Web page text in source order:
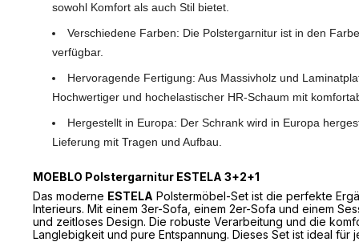
sowohl Komfort als auch Stil bietet.
Verschiedene Farben: Die Polstergarnitur ist in den
verfügbar.
Hervoragende Fertigung: Aus Massivholz und
Hochwertiger und hochelastischer HR-Schaum mit
Hergestellt in Europa: Der Schrank wird in Europa
Lieferung mit Tragen und Aufbau.
MOEBLO Polstergarnitur ESTELA 3+2+1
Das moderne ESTELA Polstermöbel-Set ist die perfekte
Interieurs. Mit einem 3er-Sofa, einem 2er-Sofa und einem
und zeitloses Design. Die robuste Verarbeitung und die
Langlebigkeit und pure Entspannung. Dieses Set ist ideal für